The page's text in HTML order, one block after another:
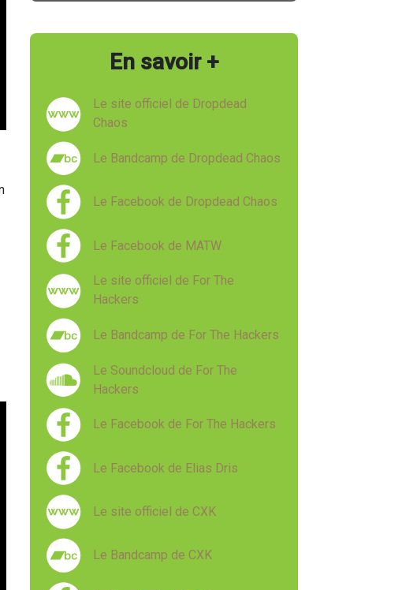
En savoir +
Le site officiel de Dropdead
Chaos
Le Bandcamp de Dropdead Chaos
Le Facebook de Dropdead Chaos
Le Facebook de MATW
Le site officiel de For The
Hackers
Le Bandcamp de For The Hackers
Le Soundcloud de For The
Hackers
Le Facebook de For The Hackers
Le Facebook de Elias Dris
Le site officiel de CXK
Le Bandcamp de CXK